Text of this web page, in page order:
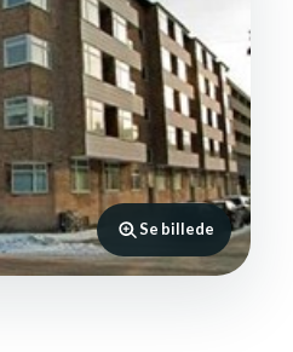
Se billede